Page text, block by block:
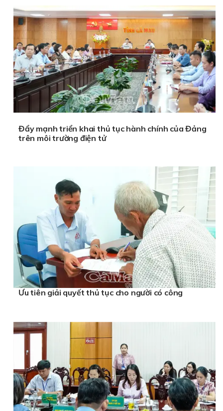
Đẩy mạnh triển khai thủ tục hành chính của Đảng
trên môi trường điện tử
Ưu tiên giải quyết thủ tục cho người có công